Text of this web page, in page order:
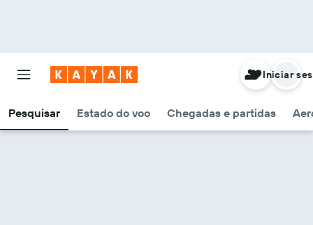
Pesquisar Estado do voo Chegadas e partidas
Iniciar